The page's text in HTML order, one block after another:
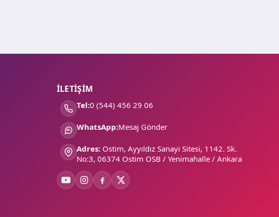
İLETİŞİM
Tel:0 (544) 456 29 06
WhatsApp:Mesaj Gönder
Adres: Ostim, Ayyıldız Sanayi Sitesi, 1142. Sk.
No:3, 06374 Ostim OSB / Yenimahalle / Ankara